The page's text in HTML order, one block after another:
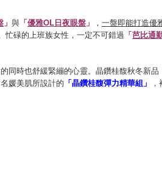
」 與 「優雅OL日夜眼盤 」 ， 一盤即能打造優
忙碌的上班族女性，一定不可錯過 「芭比通
同時也舒緩緊繃的心靈。晶鑽桂馥秋冬新品
媛美肌所設計的 「晶鑽桂馥彈力精華組」